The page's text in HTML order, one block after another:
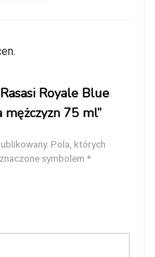
Royale Blue
75 ml”
Pola, których
symbolem *